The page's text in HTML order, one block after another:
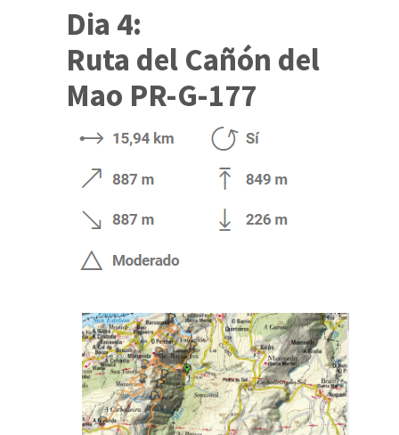
Dia 4:
Ruta del Cañón del
Mao PR-G-177